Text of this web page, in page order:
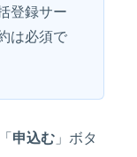
登録サー
は必須で
申込む 」ボタ